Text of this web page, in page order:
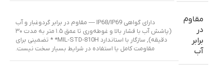
مقاوم
در
برابر
آب
دارای گواهی IP68/IP69 — مقاوم در برابر گردوغبار و آب
(پاشش آب با فشار بالا و غوطه‌وری تا عمق ۱.۵ متر به مدت ۳۰
دقیقه),
سازگار با استاندارد MIL-STD-810H* * تضمینی برای
مقاومت کامل یا استفاده در شرایط بسیار سخت نیست.